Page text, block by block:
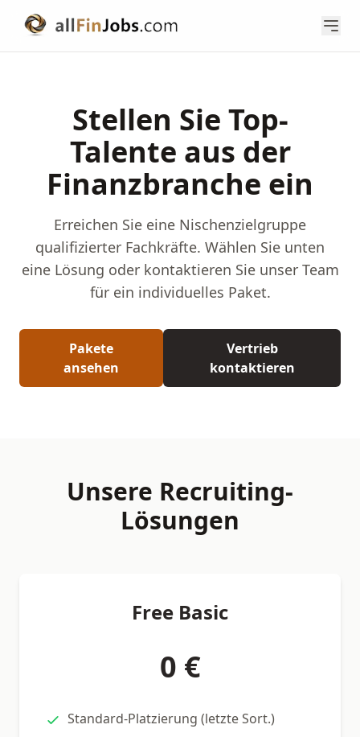
Stellen Sie Top-
Talente aus der
Finanzbranche ein
Erreichen Sie eine Nischenzielgruppe
qualifizierter Fachkräfte. Wählen Sie unten
eine Lösung oder kontaktieren Sie unser Team
für ein individuelles Paket.
Pakete
ansehen
Vertrieb
kontaktieren
Unsere Recruiting-
Lösungen
Free Basic
0 €
Standard-Platzierung (letzte Sort.)